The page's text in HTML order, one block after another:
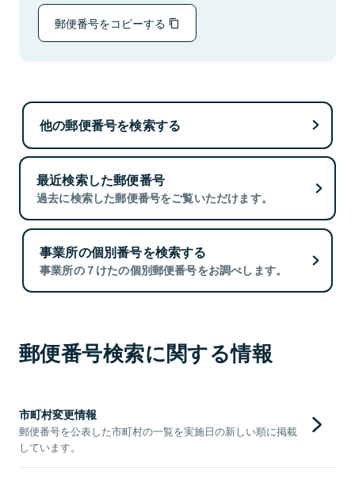
郵便番号をコピーする
他の郵便番号を検索する
最近検索した郵便番号
過去に検索した郵便番号をご覧いただけます。
事業所の個別番号を検索する
事業所の７けたの個別郵便番号をお調べします。
郵便番号検索に関する情報
市町村変更情報
郵便番号を公表した市町村の一覧を実施日の新しい順に掲載
しています。